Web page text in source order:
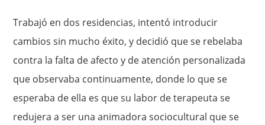
Trabajó en dos residencias, intentó introducir
cambios sin mucho éxito, y decidió que se rebelaba
contra la falta de afecto y de atención personalizada
que observaba continuamente, donde lo que se
esperaba de ella es que su labor de terapeuta se
redujera a ser una animadora sociocultural que se